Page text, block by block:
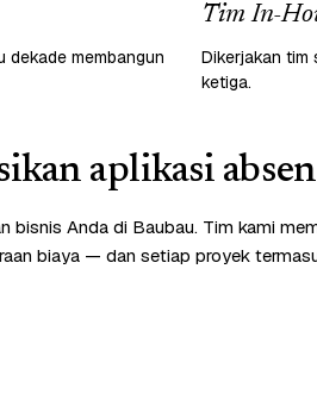
dekade membangun
Tim In-
Dikerjakan tim
ketiga.
aplikasi
bisnis Anda di Baubau. Tim kami
biaya — dan setiap proyek